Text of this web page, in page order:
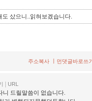
샀으니..읽혀보겠습니다.
먼댓글바로쓰기
주소복사
URL
니 드릴말씀이 없습니다.